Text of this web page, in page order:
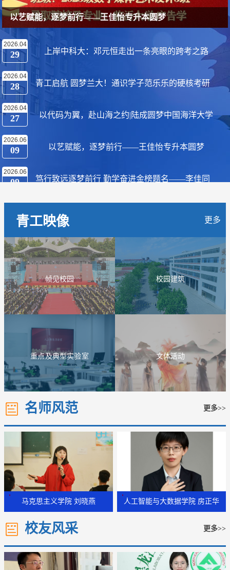
上岸中科大：邓元恒走出一条亮眼的跨考之路
2026.04
29 上岸中科大：邓元恒走出一条亮眼的跨考之路
2026.04
28 青工启航 圆梦兰大！通识学子范乐乐的硬核考研
逐梦路
2026.04
27 以代码为翼，赴山海之约|陆成圆梦中国海洋大学
2026.06
09 以艺赋能，逐梦前行——王佳怡专升本圆梦
2026.06
09 笃行致远逐梦前行 勤学奋进金榜题名——李佳同
学续写青春奋斗华章
2026.05
11
组关键词书写考研答卷
青工映像 更多
帧见校园 校园建筑
重点及典型实验室 文体活动
名师风范 更多>>
马克思主义学院 刘晓燕 人工智能与大数据学院 房正华
校友风采 更多>>